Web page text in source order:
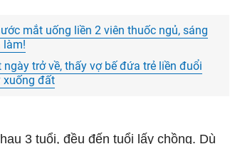
mắt uống liền 2 viên thuốc ngủ, sáng
làm!
trở về, thấy vợ bế đứa trẻ liền đuổi
xuống đất
3 tuổi, đều đến tuổi lấy chồng. Dù